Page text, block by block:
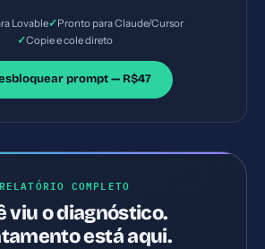
Lovable✓Pronto para Claude/Cursor
✓Copie e cole direto
prompt — R$47
RELATÓRIO COMPLETO
viu o diagnóstico.
está aqui.